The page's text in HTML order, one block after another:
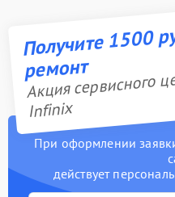
Получите 1500
ремонт
Акция сервисного
Infinix
При оформлении
действует